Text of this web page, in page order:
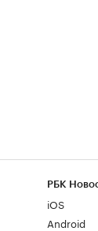
РБК
iOS
Android